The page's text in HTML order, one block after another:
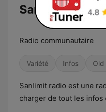
Sanlimit Radio
Radio communautaire
Variété Infos Old
Sanlimit radio est une
charger de tout les infos